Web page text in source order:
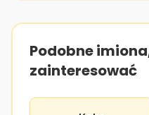
Podobne
zainteresować